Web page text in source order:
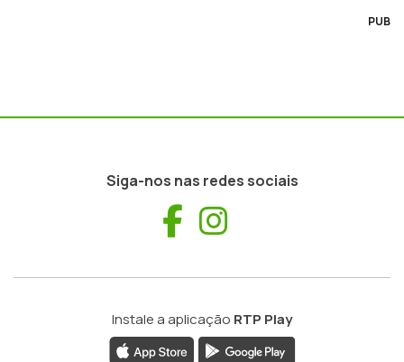
PUB
Siga-nos nas redes sociais
Facebook
Instale a aplicação RTP Play